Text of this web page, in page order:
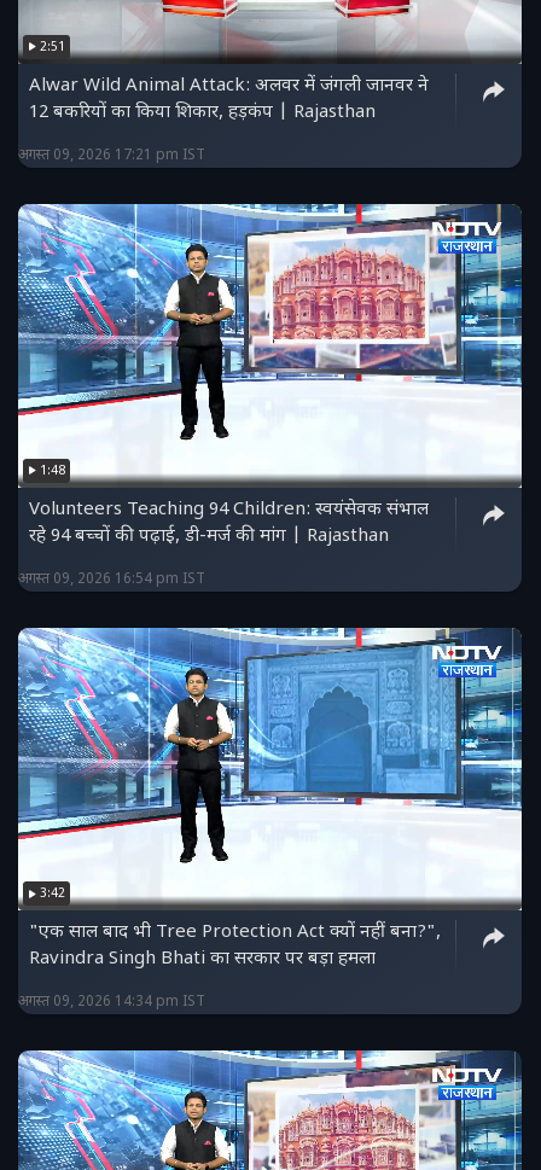
2:51
Alwar Wild Animal Attack: अलवर में जंगली जानवर ने
12 बकरियों का किया शिकार, हड़कंप | Rajasthan
अगस्त 09, 2026 17:21 pm IST
1:48
Volunteers Teaching 94 Children: स्वयंसेवक संभाल
रहे 94 बच्चों की पढ़ाई, डी-मर्ज की मांग | Rajasthan
अगस्त 09, 2026 16:54 pm IST
3:42
"एक साल बाद भी Tree Protection Act क्यों नहीं बना?",
Ravindra Singh Bhati का सरकार पर बड़ा हमला
अगस्त 09, 2026 14:34 pm IST